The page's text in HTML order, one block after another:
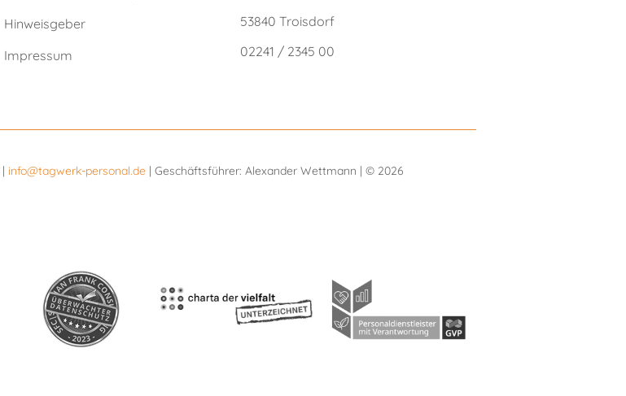
Hinweisgeber
Impressum
53840 Troisdorf
02241 / 2345 00
| info@tagwerk-personal.de | Geschäftsführer: Alexander Wettmann | © 2026